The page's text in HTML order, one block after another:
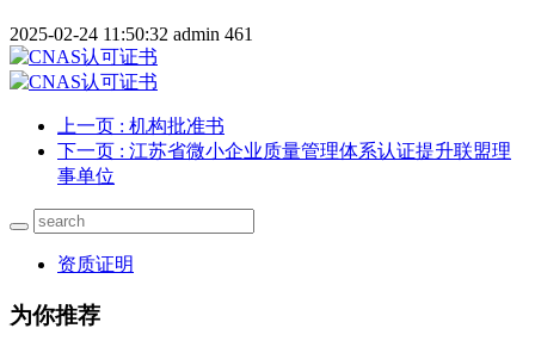
2025-02-24 11:50:32 admin 461
上一页 : 机构批准书
下一页 : 江苏省微小企业质量管理体系认证提升联盟理
事单位
资质证明
为你推荐